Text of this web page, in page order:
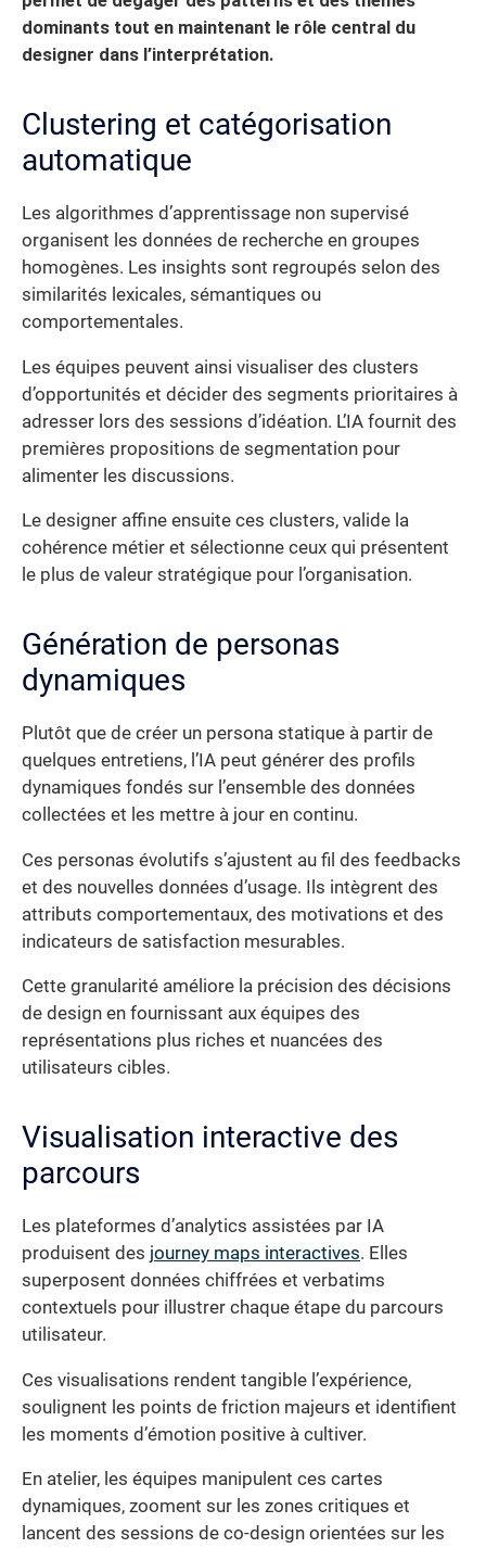
dominants tout en maintenant le rôle central du
designer dans l’interprétation.
Clustering et catégorisation
automatique
Les algorithmes d’apprentissage non supervisé
organisent les données de recherche en groupes
homogènes. Les insights sont regroupés selon des
similarités lexicales, sémantiques ou
comportementales.
Les équipes peuvent ainsi visualiser des clusters
d’opportunités et décider des segments prioritaires à
adresser lors des sessions d’idéation. L’IA fournit des
premières propositions de segmentation pour
alimenter les discussions.
Le designer affine ensuite ces clusters, valide la
cohérence métier et sélectionne ceux qui présentent
le plus de valeur stratégique pour l’organisation.
Génération de personas
dynamiques
Plutôt que de créer un persona statique à partir de
quelques entretiens, l’IA peut générer des profils
dynamiques fondés sur l’ensemble des données
collectées et les mettre à jour en continu.
Ces personas évolutifs s’ajustent au fil des feedbacks
et des nouvelles données d’usage. Ils intègrent des
attributs comportementaux, des motivations et des
indicateurs de satisfaction mesurables.
Cette granularité améliore la précision des décisions
de design en fournissant aux équipes des
représentations plus riches et nuancées des
utilisateurs cibles.
Visualisation interactive des
parcours
Les plateformes d’analytics assistées par IA
produisent des journey maps interactives. Elles
superposent données chiffrées et verbatims
contextuels pour illustrer chaque étape du parcours
utilisateur.
Ces visualisations rendent tangible l’expérience,
soulignent les points de friction majeurs et identifient
les moments d’émotion positive à cultiver.
En atelier, les équipes manipulent ces cartes
dynamiques, zooment sur les zones critiques et
lancent des sessions de co-design orientées sur les